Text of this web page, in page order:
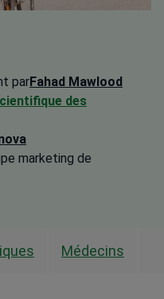
parFahad Mawlood
des
marketing de
Médecins